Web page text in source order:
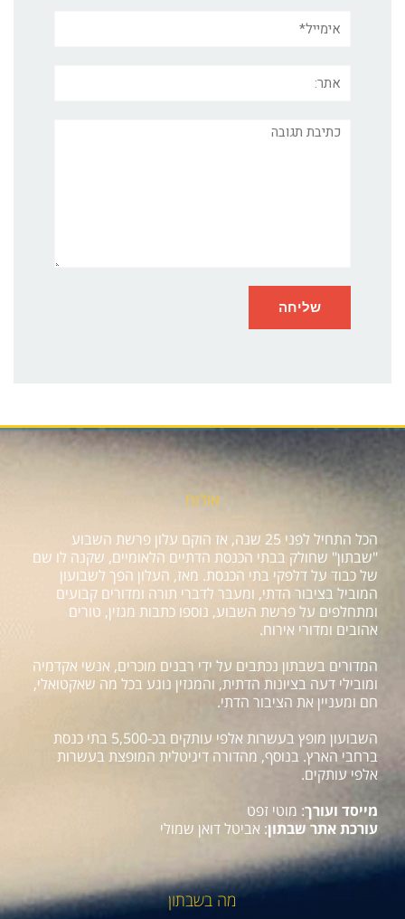
תגובה
אודות
הכל התחיל לפני 25 שנה, אז הוקם עלון פרשת השבוע
"שבתון" שחולק בבתי הכנסת הדתיים הלאומיים, שקנה לו שם
של כבוד על דלפקי בתי הכנסת. מאז, העלון הפך לשבועון
המוביל בציבור הדתי, ומעבר לדברי תורה ומדורים קבועים
ומתחלפים על פרשת השבוע, נוספו כתבות מגזין, טורים
אהובים ומדורי אירוח.
המדורים בשבתון נכתבים על ידי רבנים מוכרים, אנשי אקדמיה
ומובילי דעה בציונות הדתית, והמגזין נוגע בכל מה שאקטואלי,
חם ומעניין את הציבור הדתי.
השבועון מופץ בעשרות אלפי עותקים בכ-5,500 בתי כנסת
ברחבי הארץ. בנוסף, מהדורה דיגיטלית המופצת בעשרות
אלפי עותקים.
מייסד ועורך: מוטי זפט
עורכת אתר שבתון: אביטל דואן שמולי
מה בשבתון